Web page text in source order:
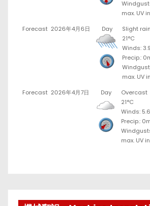
max. UV
Forecast 2026年4月6日 Day
Slight rain
21°C
Winds:
Precip.:
max. UV
Forecast 2026年4月7日 Day
Overcast
21°C
Winds:
Precip.:
max. UV